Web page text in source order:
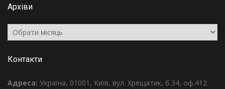
Архіви
Архіви
Контакти
Адреса: Україна, 01001, Київ, вул. Хрещатик, б.34, оф.412